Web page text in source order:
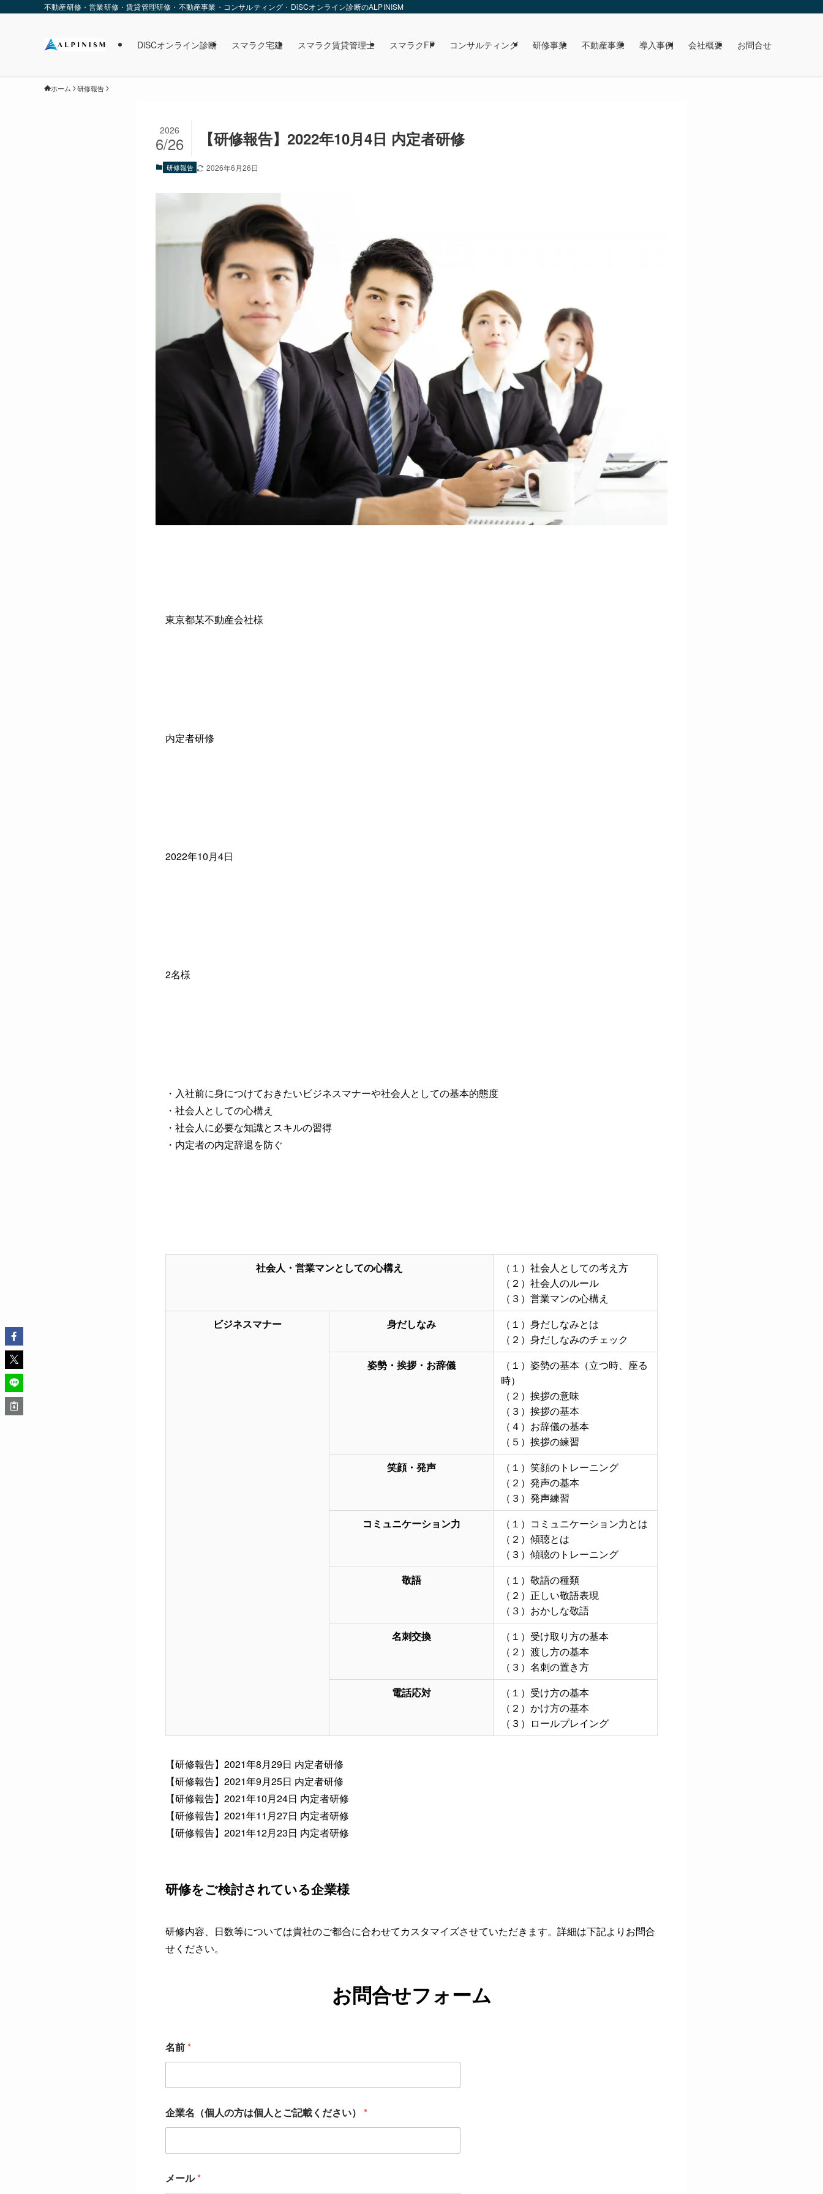
不動産研修・営業研修・賃貸管理研修・不動産事業・コンサルティング・DiSCオンライン診断のALPINISM
DiSCオンライン診断 スマラク宅建 スマラク賃貸管理士 スマラクFP コンサルティング 研修事業 不動産事業 導入事例 会社概要 お問合せ
ホーム 研修報告
【研修報告】2022年10月4日 内定者研修
2026
6/26
研修報告 2026年6月26日
東京都某不動産会社様
内定者研修
2022年10月4日
2名様
・入社前に身につけておきたいビジネスマナーや社会人としての基本的態度
・社会人としての心構え
・社会人に必要な知識とスキルの習得
・内定者の内定辞退を防ぐ
社会人・営業マンとしての心構え
（１）社会人としての考え方
（２）社会人のルール
（３）営業マンの心構え
ビジネスマナー
身だしなみ
（１）身だしなみとは
（２）身だしなみのチェック
姿勢・挨拶・お辞儀
（１）姿勢の基本（立つ時、座る
時）
（２）挨拶の意味
（３）挨拶の基本
（４）お辞儀の基本
（５）挨拶の練習
笑顔・発声
（１）笑顔のトレーニング
（２）発声の基本
（３）発声練習
コミュニケーション力
（１）コミュニケーション力とは
（２）傾聴とは
（３）傾聴のトレーニング
敬語
（１）敬語の種類
（２）正しい敬語表現
（３）おかしな敬語
名刺交換
（１）受け取り方の基本
（２）渡し方の基本
（３）名刺の置き方
電話応対
（１）受け方の基本
（２）かけ方の基本
（３）ロールプレイング
【研修報告】2021年8月29日 内定者研修
【研修報告】2021年9月25日 内定者研修
【研修報告】2021年10月24日 内定者研修
【研修報告】2021年11月27日 内定者研修
【研修報告】2021年12月23日 内定者研修
研修をご検討されている企業様
研修内容、日数等については貴社のご都合に合わせてカスタマイズさせていただきます。詳細は下記よりお問合
せください。
お問合せフォーム
名前*
企業名（個人の方は個人とご記載ください） *
メール*